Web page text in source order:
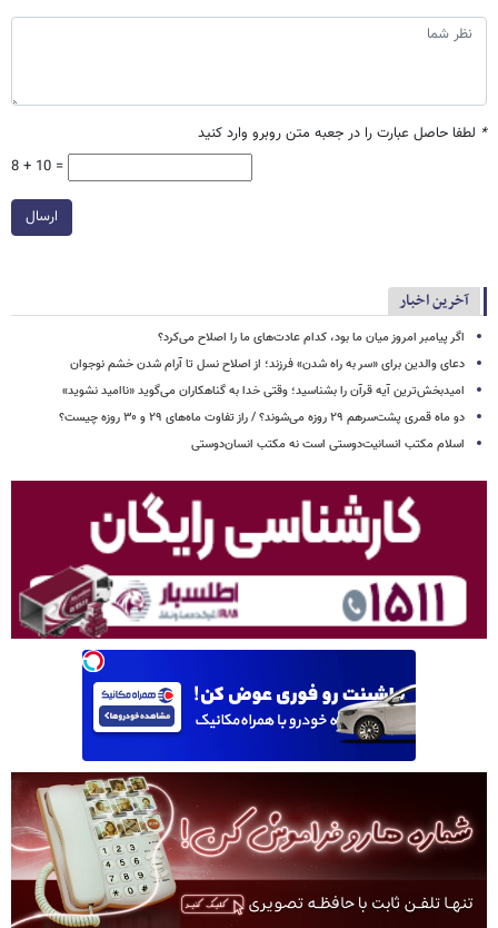
* لطفا حاصل عبارت را در جعبه متن روبرو وارد کنید
8 + 10 =
ارسال
آخرین اخبار
اگر پیامبر امروز میان ما بود، کدام عادت‌های ما را اصلاح می‌کرد؟
دعای والدین برای «سر به راه شدن» فرزند؛ از اصلاح نسل تا آرام شدن خشم نوجوان
امیدبخش‌ترین آیه قرآن را بشناسید؛ وقتی خدا به گناهکاران می‌گوید «ناامید نشوید»
دو ماه قمری پشت‌سرهم ۲۹ روزه می‌شوند؟ / راز تفاوت ماه‌های ۲۹ و ۳۰ روزه چیست؟
اسلام مکتب انسانیت‌دوستی است نه مکتب انسان‌دوستی